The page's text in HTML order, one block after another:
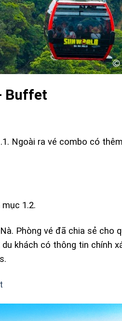
Buffet
Ngoài ra vé combo có
1.2.
Phòng vé đã chia sẻ cho
khách có thông tin chính